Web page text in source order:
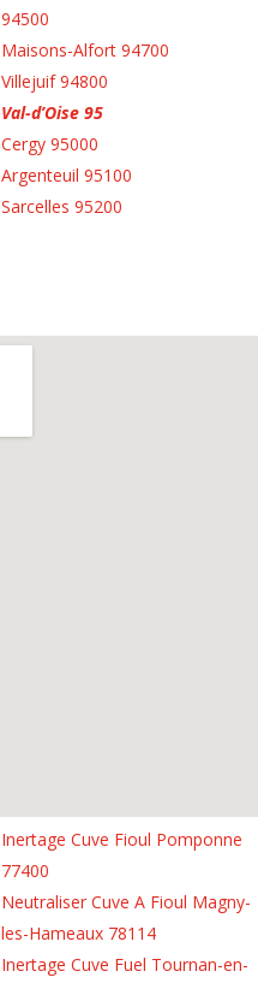
94500
Maisons-Alfort 94700
Villejuif 94800
Val-d’Oise 95
Cergy 95000
Argenteuil 95100
Sarcelles 95200
Inertage Cuve Fioul Pomponne
77400
Neutraliser Cuve A Fioul Magny-
les-Hameaux 78114
Inertage Cuve Fuel Tournan-en-